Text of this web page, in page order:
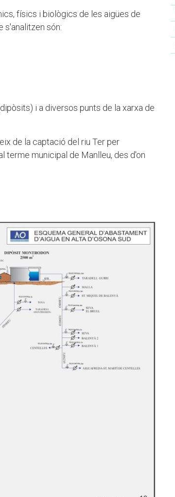
físics i biològics de les aigües de
s'analitzen són:
i a diversos punts de la xarxa de
de la captació del riu Ter per
terme municipal de Manlleu, des d'on